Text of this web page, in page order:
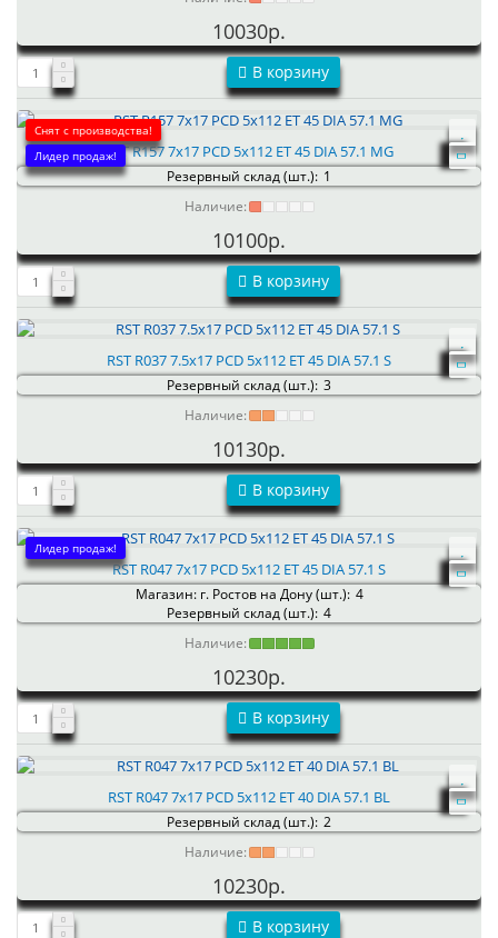
10030р.
В корзину
Снят с производства!
Лидер продаж!RST R157 7x17 PCD 5x112 ET 45 DIA 57.1 MG
Резервный склад (шт.): 1
Наличие:
10100р.
В корзину
RST R037 7.5x17 PCD 5x112 ET 45 DIA 57.1 S
Резервный склад (шт.): 3
Наличие:
10130р.
В корзину
Лидер продаж!
RST R047 7x17 PCD 5x112 ET 45 DIA 57.1 S
Магазин: г. Ростов на Дону (шт.): 4
Резервный склад (шт.): 4
Наличие:
10230р.
В корзину
RST R047 7x17 PCD 5x112 ET 40 DIA 57.1 BL
Резервный склад (шт.): 2
Наличие:
10230р.
В корзину